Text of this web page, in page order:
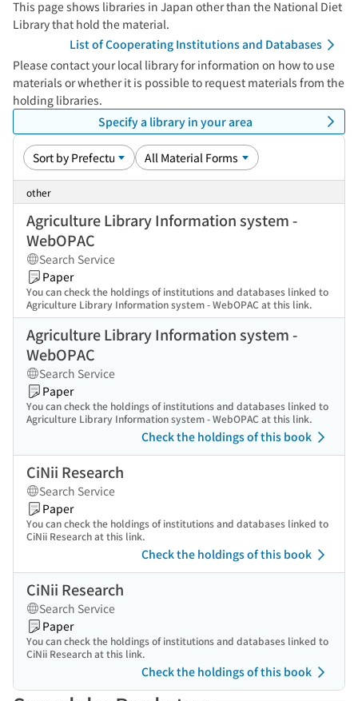
This page shows libraries in Japan other than the National Diet
Library that hold the material.
List of Cooperating Institutions and Databases
Please contact your local library for information on how to use
materials or whether it is possible to request materials from the
holding libraries.
Specify a library in your area
other
Agriculture Library Information system -
WebOPAC
Search Service
Paper
You can check the holdings of institutions and databases linked to
Agriculture Library Information system - WebOPAC at this link.
Agriculture Library Information system -
WebOPAC
Search Service
Paper
You can check the holdings of institutions and databases linked to
Agriculture Library Information system - WebOPAC at this link.
Check the holdings of this book
CiNii Research
Search Service
Paper
You can check the holdings of institutions and databases linked to
CiNii Research at this link.
Check the holdings of this book
CiNii Research
Search Service
Paper
You can check the holdings of institutions and databases linked to
CiNii Research at this link.
Check the holdings of this book